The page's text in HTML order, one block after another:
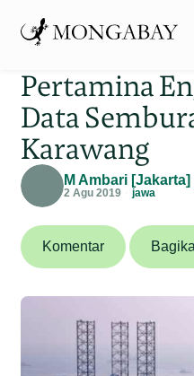
Pertamina
Data
Karawang
M Ambari [Jakarta]
2 Agu 2019 jawa
Komentar